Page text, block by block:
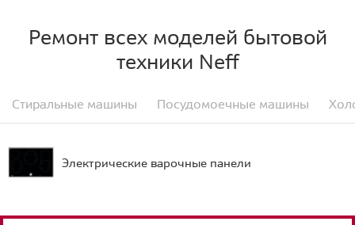
Ремонт всех моделей бытовой
техники Neff
Стиральные машины Посудомоечные машины
Электрические варочные панели